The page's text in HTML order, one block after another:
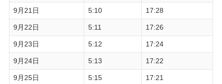
9月21日 5:10 17:28
9月22日 5:11 17:26
9月23日 5:12 17:24
9月24日 5:13 17:22
9月25日 5:15 17:21